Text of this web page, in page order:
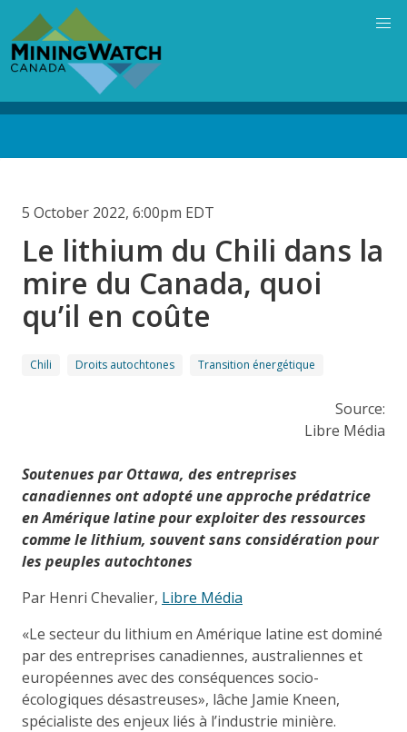
main
content
5 October 2022, 6:00pm EDT
Le lithium du Chili dans la
mire du Canada, quoi
qu’il en coûte
Chili Droits autochtones Transition énergétique
Source:
Libre Média
Soutenues par Ottawa, des entreprises
canadiennes ont adopté une approche prédatrice
en Amérique latine pour exploiter des ressources
comme le lithium, souvent sans considération pour
les peuples autochtones
Par Henri Chevalier, Libre Média
«Le secteur du lithium en Amérique latine est dominé
par des entreprises canadiennes, australiennes et
européennes avec des conséquences socio-
écologiques désastreuses», lâche Jamie Kneen,
spécialiste des enjeux liés à l’industrie minière.